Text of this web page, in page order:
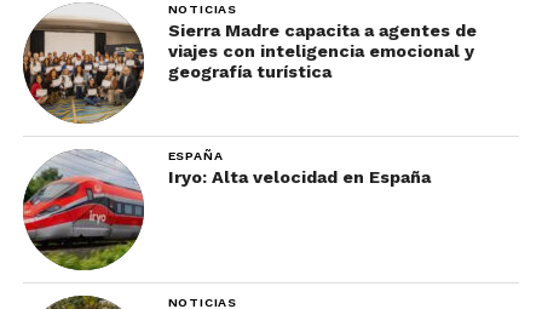
NOTICIAS
Sierra Madre capacita a agentes de
viajes con inteligencia emocional y
geografía turística
ESPAÑA
Iryo: Alta velocidad en España
NOTICIAS